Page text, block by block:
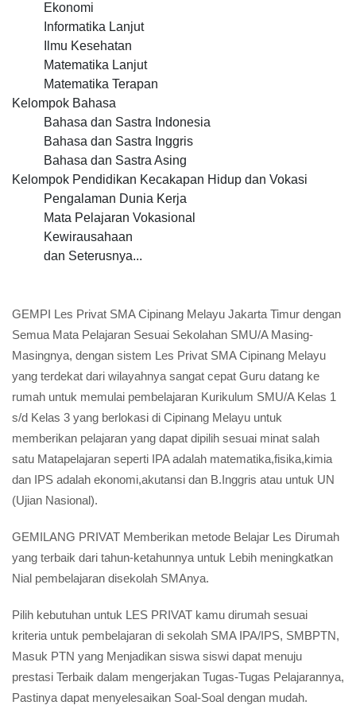
Ekonomi
Informatika Lanjut
Ilmu Kesehatan
Matematika Lanjut
Matematika Terapan
Kelompok Bahasa
Bahasa dan Sastra Indonesia
Bahasa dan Sastra Inggris
Bahasa dan Sastra Asing
Kelompok Pendidikan Kecakapan Hidup dan Vokasi
Pengalaman Dunia Kerja
Mata Pelajaran Vokasional
Kewirausahaan
dan Seterusnya...
GEMPI Les Privat SMA Cipinang Melayu Jakarta Timur dengan
Semua Mata Pelajaran Sesuai Sekolahan SMU/A Masing-
Masingnya, dengan sistem Les Privat SMA Cipinang Melayu
yang terdekat dari wilayahnya sangat cepat Guru datang ke
rumah untuk memulai pembelajaran Kurikulum SMU/A Kelas 1
s/d Kelas 3 yang berlokasi di Cipinang Melayu untuk
memberikan pelajaran yang dapat dipilih sesuai minat salah
satu Matapelajaran seperti IPA adalah matematika,fisika,kimia
dan IPS adalah ekonomi,akutansi dan B.Inggris atau untuk UN
(Ujian Nasional).
GEMILANG PRIVAT Memberikan metode Belajar Les Dirumah
yang terbaik dari tahun-ketahunnya untuk Lebih meningkatkan
Nial pembelajaran disekolah SMAnya.
Pilih kebutuhan untuk LES PRIVAT kamu dirumah sesuai
kriteria untuk pembelajaran di sekolah SMA IPA/IPS, SMBPTN,
Masuk PTN yang Menjadikan siswa siswi dapat menuju
prestasi Terbaik dalam mengerjakan Tugas-Tugas Pelajarannya,
Pastinya dapat menyelesaikan Soal-Soal dengan mudah.